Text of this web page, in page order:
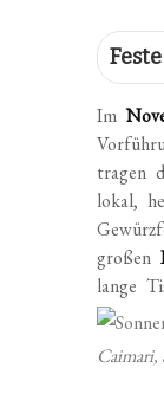
Im
tragen
lokal,
großen
lange
Caimari,